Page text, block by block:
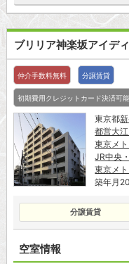
ブリリア神楽坂アイデ
仲介手数料無料 分譲賃貸
初期費用クレジットカード決済可能
東京都
都営大
東京メ
JR中央
東京メ
築年月
分譲賃貸
空室情報